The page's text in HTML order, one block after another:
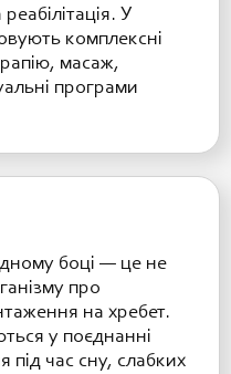
У
комплексні
масаж,
програми
боці — це не
про
на хребет.
у поєднанні
час сну, слабких